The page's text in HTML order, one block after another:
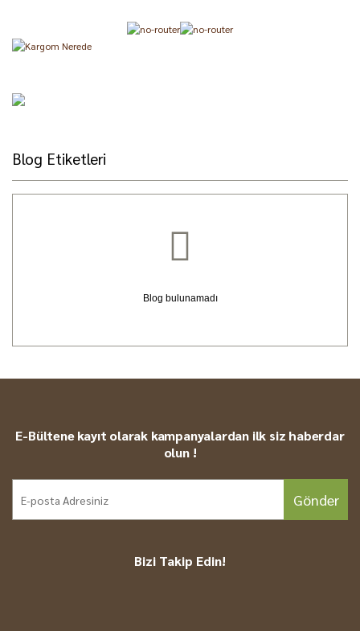
Blog Etiketleri
Blog bulunamadı
E-Bültene kayıt olarak kampanyalardan ilk siz haberdar
olun !
Gönder
Bizi Takip Edin!